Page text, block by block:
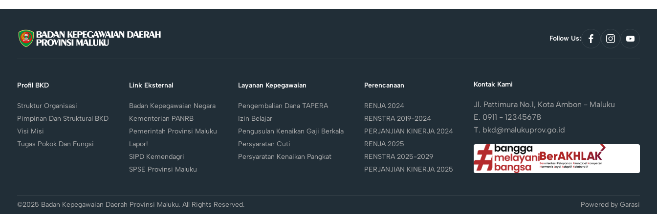
Follow Us:
link
link
link
Profil BKD
Struktur Organisasi
Pimpinan Dan Struktural BKD
Visi Misi
Tugas Pokok Dan Fungsi
Link Eksternal
Badan Kepegawaian Negara
Kementerian PANRB
Pemerintah Provinsi Maluku
Lapor!
SIPD Kemendagri
SPSE Provinsi Maluku
Layanan Kepegawaian
Pengembalian Dana TAPERA
Izin Belajar
Pengusulan Kenaikan Gaji Berkala
Persyaratan Cuti
Persyaratan Kenaikan Pangkat
Perencanaan
RENJA 2024
RENSTRA 2019-2024
PERJANJIAN KINERJA 2024
RENJA 2025
RENSTRA 2025-2029
PERJANJIAN KINERJA 2025
Kontak Kami
Jl. Pattimura No.1, Kota Ambon - Maluku
E. 0911 - 12345678
T. bkd@malukuprov.go.id
©2025 Badan Kepegawaian Daerah Provinsi Maluku. All Rights Reserved. Powered by Garasi